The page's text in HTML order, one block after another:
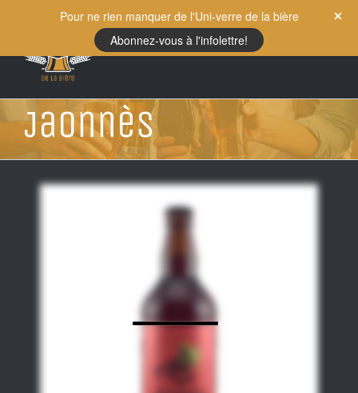
content
Jaonnès
Pour ne rien manquer de l'Uni-verre de la bière
Abonnez-vous à l'infolettre!